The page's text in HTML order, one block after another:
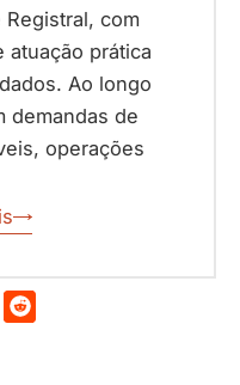
Registral, com
atuação prática
Ao longo
demandas de
operações